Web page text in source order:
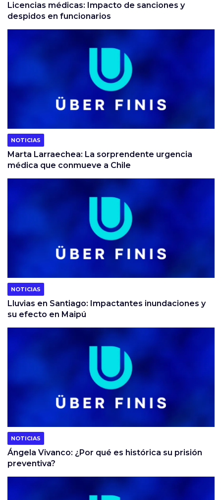
Licencias médicas: Impacto de sanciones y
despidos en funcionarios
NOTICIAS
Marta Larraechea: La sorprendente urgencia
médica que conmueve a Chile
NOTICIAS
Lluvias en Santiago: Impactantes inundaciones y
su efecto en Maipú
NOTICIAS
Ángela Vivanco: ¿Por qué es histórica su prisión
preventiva?